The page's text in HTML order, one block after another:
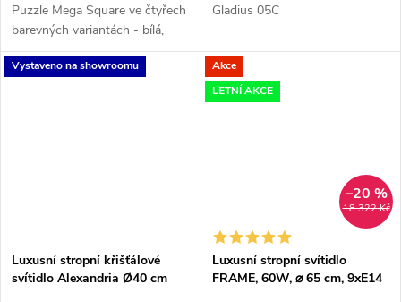
Puzzle Mega Square ve čtyřech
barevných variantách - bílá,
černá, červen a taupe.
Gladius 05C
Vystaveno na showroomu
Luxusní stropní křišťálové
svítidlo Alexandria Ø40 cm
Akce
LETNÍ AKCE
18 322 Kč
–20 %
Luxusní stropní svítidlo
FRAME, 60W, ⌀ 65 cm, 9xE14